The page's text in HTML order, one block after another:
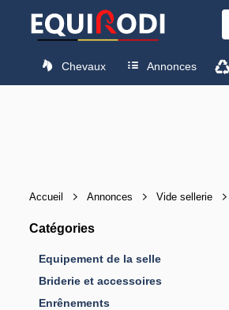
Chevaux Annonces
Accueil Annonces Vide sellerie
Catégories
Equipement de la selle
Briderie et accessoires
Enrênements